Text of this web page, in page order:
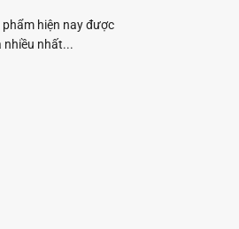
hiện nay được
nhiều nhất...